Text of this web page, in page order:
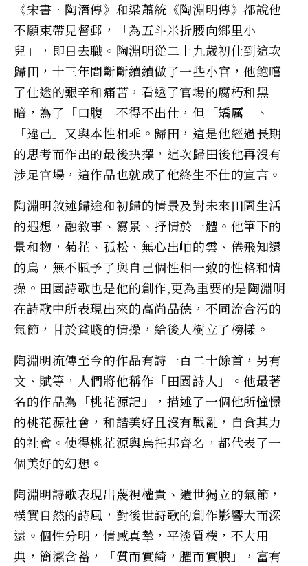
《宋書．陶潛傳》和梁蕭統《陶淵明傳》都說他
不願束帶見督郵，「為五斗米折腰向鄉里小
兒」，即日去職。陶淵明從二十九歲初仕到這次
歸田，十三年間斷斷續續做了一些小官，他飽嚐
了仕途的艱辛和痛苦，看透了官場的腐朽和黑
暗，為了「口腹」不得不出仕，但「矯厲」、
「違己」又與本性相乖。歸田，這是他經過長期
的思考而作出的最後抉擇，這次歸田後他再沒有
涉足官場，這作品也就成了他終生不仕的宣言。
陶淵明敘述歸途和初歸的情景及對未來田園生活
的遐想，融敘事、寫景、抒情於一體。他筆下的
景和物，菊花、孤松、無心出岫的雲、倦飛知還
的鳥，無不賦予了與自己個性相一致的性格和情
操。田園詩歌也是他的創作,更為重要的是陶淵明
在詩歌中所表現出來的高尚品德，不同流合污的
氣節，甘於貧賤的情操，給後人樹立了榜樣。
陶淵明流傳至今的作品有詩一百二十餘首，另有
文、賦等，人們將他稱作「田園詩人」。他最著
名的作品為「桃花源記」，描述了一個他所憧憬
的桃花源社會，和諧美好且沒有戰亂，自食其力
的社會。使得桃花源與烏托邦齊名，都代表了一
個美好的幻想。
陶淵明詩歌表現出蔑視權貴、遺世獨立的氣節，
樸實自然的詩風，對後世詩歌的創作影響大而深
遠。個性分明，情感真摯，平淡質樸，不大用
典，簡潔含蓄，「質而實綺，臞而實腴」，富有